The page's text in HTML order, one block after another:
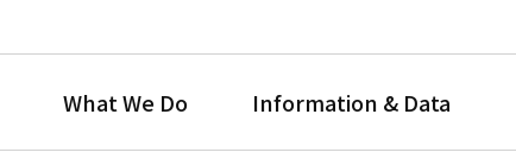
What We Do Information & Data